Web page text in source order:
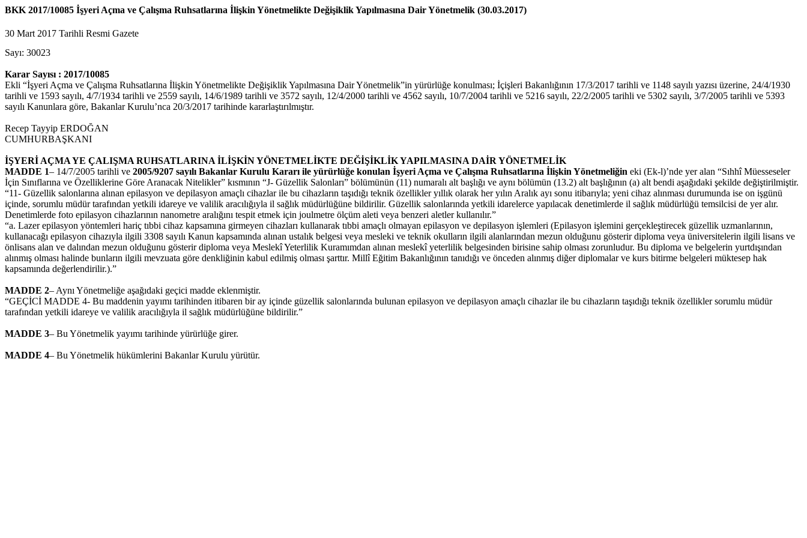
BKK 2017/10085 İşyeri Açma ve Çalışma Ruhsatlarına İlişkin Yönetmelikte Değişiklik Yapılmasına Dair Yönetmelik (30.03.2017)
30 Mart 2017 Tarihli Resmi Gazete
Sayı: 30023
Karar Sayısı : 2017/10085
Ekli “İşyeri Açma ve Çalışma Ruhsatlarına İlişkin Yönetmelikte Değişiklik Yapılmasına Dair Yönetmelik”in yürürlüğe konulması; İçişleri Bakanlığının 17/3/2017 tarihli ve 1148 sayılı yazısı üzerine, 24/4/1930
tarihli ve 1593 sayılı, 4/7/1934 tarihli ve 2559 sayılı, 14/6/1989 tarihli ve 3572 sayılı, 12/4/2000 tarihli ve 4562 sayılı, 10/7/2004 tarihli ve 5216 sayılı, 22/2/2005 tarihli ve 5302 sayılı, 3/7/2005 tarihli ve 5393
sayılı Kanunlara göre, Bakanlar Kurulu’nca 20/3/2017 tarihinde kararlaştırılmıştır.
Recep Tayyip ERDOĞAN
CUMHURBAŞKANI
İŞYERİ AÇMA YE ÇALIŞMA RUHSATLARINA İLİŞKİN YÖNETMELİKTE DEĞİŞİKLİK YAPILMASINA DAİR YÖNETMELİK
MADDE 1– 14/7/2005 tarihli ve 2005/9207 sayılı Bakanlar Kurulu Kararı ile yürürlüğe konulan İşyeri Açma ve Çalışma Ruhsatlarına İlişkin Yönetmeliğin eki (Ek-l)’nde yer alan “Sıhhî Müesseseler
İçin Sınıflarına ve Özelliklerine Göre Aranacak Nitelikler” kısmının “J- Güzellik Salonları” bölümünün (11) numaralı alt başlığı ve aynı bölümün (13.2) alt başlığının (a) alt bendi aşağıdaki şekilde değiştirilmiştir.
“11- Güzellik salonlarına alınan epilasyon ve depilasyon amaçlı cihazlar ile bu cihazların taşıdığı teknik özellikler yıllık olarak her yılın Aralık ayı sonu itibarıyla; yeni cihaz alınması durumunda ise on işgünü
içinde, sorumlu müdür tarafından yetkili idareye ve valilik aracılığıyla il sağlık müdürlüğüne bildirilir. Güzellik salonlarında yetkili idarelerce yapılacak denetimlerde il sağlık müdürlüğü temsilcisi de yer alır.
Denetimlerde foto epilasyon cihazlarının nanometre aralığını tespit etmek için joulmetre ölçüm aleti veya benzeri aletler kullanılır.”
“a. Lazer epilasyon yöntemleri hariç tıbbi cihaz kapsamına girmeyen cihazları kullanarak tıbbi amaçlı olmayan epilasyon ve depilasyon işlemleri (Epilasyon işlemini gerçekleştirecek güzellik uzmanlarının,
kullanacağı epilasyon cihazıyla ilgili 3308 sayılı Kanun kapsamında alınan ustalık belgesi veya mesleki ve teknik okulların ilgili alanlarından mezun olduğunu gösterir diploma veya üniversitelerin ilgili lisans ve
önlisans alan ve dalından mezun olduğunu gösterir diploma veya Meslekî Yeterlilik Kuramımdan alınan meslekî yeterlilik belgesinden birisine sahip olması zorunludur. Bu diploma ve belgelerin yurtdışından
alınmış olması halinde bunların ilgili mevzuata göre denkliğinin kabul edilmiş olması şarttır. Millî Eğitim Bakanlığının tanıdığı ve önceden alınmış diğer diplomalar ve kurs bitirme belgeleri müktesep hak
kapsamında değerlendirilir.).”
MADDE 2– Aynı Yönetmeliğe aşağıdaki geçici madde eklenmiştir.
“GEÇİCİ MADDE 4- Bu maddenin yayımı tarihinden itibaren bir ay içinde güzellik salonlarında bulunan epilasyon ve depilasyon amaçlı cihazlar ile bu cihazların taşıdığı teknik özellikler sorumlu müdür
tarafından yetkili idareye ve valilik aracılığıyla il sağlık müdürlüğüne bildirilir.”
MADDE 3– Bu Yönetmelik yayımı tarihinde yürürlüğe girer.
MADDE 4– Bu Yönetmelik hükümlerini Bakanlar Kurulu yürütür.